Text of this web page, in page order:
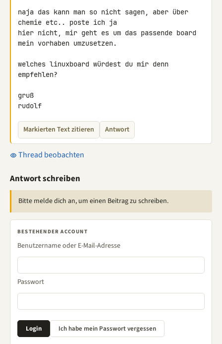
naja das kann man so nicht sagen, aber über
chemie etc.. poste ich ja
hier nicht, mir geht es um das passende board
mein vorhaben umzusetzen.
welches linuxboard würdest du mir denn
empfehlen?
gruß
rudolf
Markierten Text zitieren Antwort
Thread beobachten
Antwort schreiben
Bitte melde dich an, um einen Beitrag zu schreiben.
BESTEHENDER ACCOUNT
Benutzername oder E-Mail-Adresse
Passwort